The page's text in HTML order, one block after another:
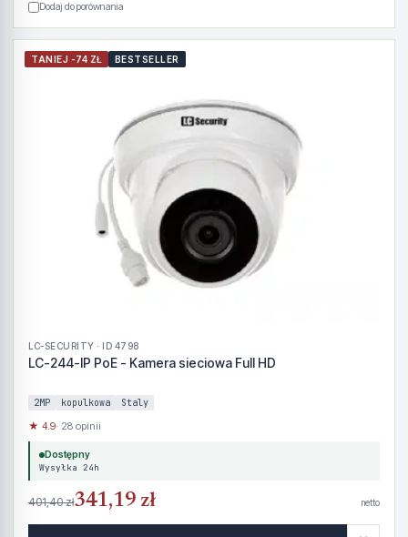
Dodaj do porównania
TANIEJ -74 ZŁ BESTSELLER
LC-SECURITY · ID 4798
LC-244-IP PoE - Kamera sieciowa Full HD
2MP kopulkowa Staly
★ 4.9· 28 opinii
Dostępny
Wysyłka 24h
401,40 zł341,19 zł netto